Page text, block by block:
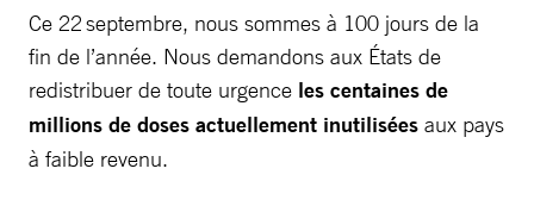
Ce 22 septembre, nous sommes à 100 jours de la
fin de l’année. Nous demandons aux États de
redistribuer de toute urgence les centaines de
millions de doses actuellement inutilisées aux pays
à faible revenu.